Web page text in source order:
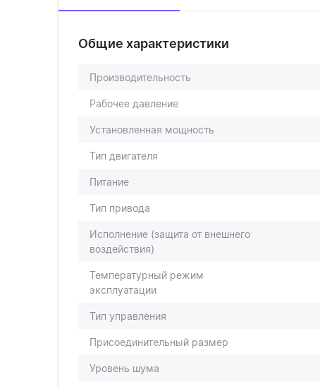
Общие характеристики
Производительность
Рабочее давление
Установленная мощность
Тип двигателя
Питание
Тип привода
Исполнение (защита от внешнего
воздействия)
Температурный режим
эксплуатации
Тип управления
Присоединительный размер
Уровень шума